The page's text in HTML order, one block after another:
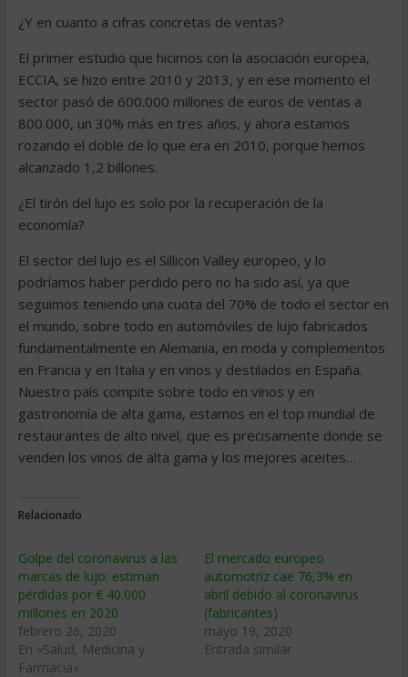
¿Y en cuanto a cifras concretas de ventas?
El primer estudio que hicimos con la asociación europea,
ECCIA, se hizo entre 2010 y 2013, y en ese momento el
sector pasó de 600.000 millones de euros de ventas a
800.000, un 30% más en tres años, y ahora estamos
rozando el doble de lo que era en 2010, porque hemos
alcanzado 1,2 billones.
¿El tirón del lujo es solo por la recuperación de la
economía?
El sector del lujo es el Sillicon Valley europeo, y lo
podríamos haber perdido pero no ha sido así, ya que
seguimos teniendo una cuota del 70% de todo el sector en
el mundo, sobre todo en automóviles de lujo fabricados
fundamentalmente en Alemania, en moda y complementos
en Francia y en Italia y en vinos y destilados en España.
Nuestro país compite sobre todo en vinos y en
gastronomía de alta gama, estamos en el top mundial de
restaurantes de alto nivel, que es precisamente donde se
venden los vinos de alta gama y los mejores aceites…
Relacionado
Golpe del coronavirus a las
marcas de lujo: estiman
pérdidas por € 40.000
millones en 2020
febrero 26, 2020
En «Salud, Medicina y
Farmacia»
El mercado europeo
automotriz cae 76,3% en
abril debido al coronavirus
(fabricantes)
mayo 19, 2020
Entrada similar